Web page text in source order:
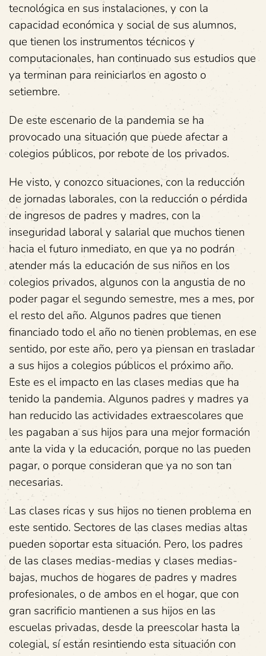
tecnológica en sus instalaciones, y con la
capacidad económica y social de sus alumnos,
que tienen los instrumentos técnicos y
computacionales, han continuado sus estudios que
ya terminan para reiniciarlos en agosto o
setiembre.
De este escenario de la pandemia se ha
provocado una situación que puede afectar a
colegios públicos, por rebote de los privados.
He visto, y conozco situaciones, con la reducción
de jornadas laborales, con la reducción o pérdida
de ingresos de padres y madres, con la
inseguridad laboral y salarial que muchos tienen
hacia el futuro inmediato, en que ya no podrán
atender más la educación de sus niños en los
colegios privados, algunos con la angustia de no
poder pagar el segundo semestre, mes a mes, por
el resto del año. Algunos padres que tienen
financiado todo el año no tienen problemas, en ese
sentido, por este año, pero ya piensan en trasladar
a sus hijos a colegios públicos el próximo año.
Este es el impacto en las clases medias que ha
tenido la pandemia. Algunos padres y madres ya
han reducido las actividades extraescolares que
les pagaban a sus hijos para una mejor formación
ante la vida y la educación, porque no las pueden
pagar, o porque consideran que ya no son tan
necesarias.
Las clases ricas y sus hijos no tienen problema en
este sentido. Sectores de las clases medias altas
pueden soportar esta situación. Pero, los padres
de las clases medias-medias y clases medias-
bajas, muchos de hogares de padres y madres
profesionales, o de ambos en el hogar, que con
gran sacrificio mantienen a sus hijos en las
escuelas privadas, desde la preescolar hasta la
colegial, sí están resintiendo esta situación con